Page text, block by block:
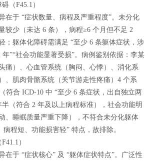
（F45.1）
在于 “症状数量、病程及严重程度”。未分化
较少（未达 6 条），病程≥6 个月但不足 2
；躯体化障碍需满足 “至少 6 条躯体症状，涉
年”“社会功能显著受损”。病例鉴别依据：李某
痛）、心血管系统（胸闷、心悸）、消化系
、肌肉骨骼系统（关节游走性疼痛）4 个系
符合 ICD-10 中 “至少 6 条症状，出自独立两
（符合 2 年及以上病程标准），社会功能明
、睡眠质量严重下降），不符合未分化躯体
程短、功能损害轻” 特点，故排除。
）
在于 “症状核心” 及 “躯体症状特点”。广泛性